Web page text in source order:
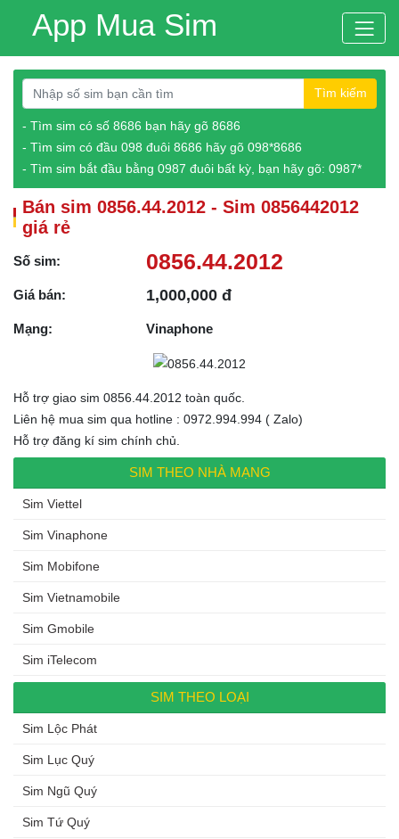
App Mua Sim
Tìm kiếm
- Tìm sim có số 8686 bạn hãy gõ 8686
- Tìm sim có đầu 098 đuôi 8686 hãy gõ 098*8686
- Tìm sim bắt đầu bằng 0987 đuôi bất kỳ, bạn hãy gõ: 0987*
Bán sim 0856.44.2012 - Sim 0856442012
giá rẻ
Số sim: 0856.44.2012
Giá bán: 1,000,000 đ
Mạng: Vinaphone
Hỗ trợ giao sim 0856.44.2012 toàn quốc.
Liên hệ mua sim qua hotline : 0972.994.994 ( Zalo)
Hỗ trợ đăng kí sim chính chủ.
SIM THEO NHÀ MẠNG
Sim Viettel
Sim Vinaphone
Sim Mobifone
Sim Vietnamobile
Sim Gmobile
Sim iTelecom
SIM THEO LOẠI
Sim Lộc Phát
Sim Lục Quý
Sim Ngũ Quý
Sim Tứ Quý